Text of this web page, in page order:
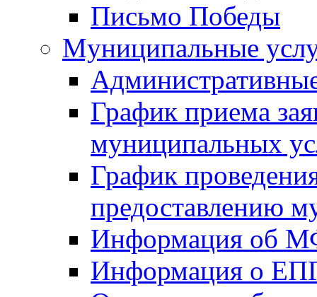
Письмо Победы
Mуниципальные
График приема
муниципальных
График
предоставлению
Информация об
Информация о